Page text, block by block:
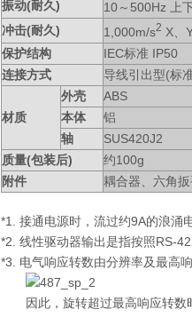
振动(耐久)
10～500Hz 上
冲击(耐久)
1,000m/s2 X、
保护结构
IEC标准 IP50
连接方式
导线引出型(标
材质
外壳
ABS
本体
铝
轴
SUS420J2
质量(包装后)
约100g
附件
耦合器、六角
*1. 接通电源时，流过约9A的浪涌
*2. 线性驱动器输出是指按照RS-
*3. 电气响应转数由分辨率及最高
因此，旋转超过最高响应转数